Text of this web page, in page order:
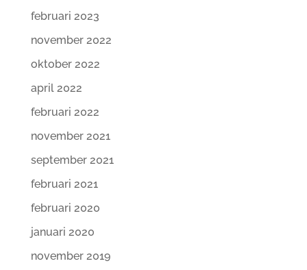
februari 2023
november 2022
oktober 2022
april 2022
februari 2022
november 2021
september 2021
februari 2021
februari 2020
januari 2020
november 2019